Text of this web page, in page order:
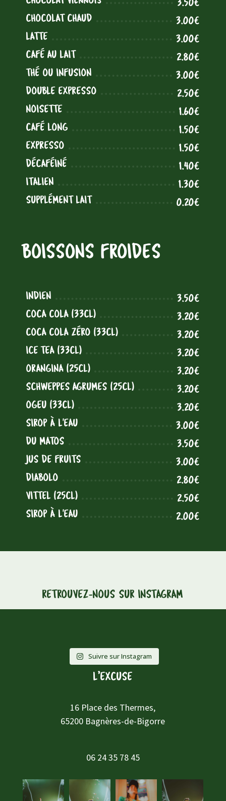
3.50€
CHOCOLAT CHAUD
3.00€
LATTE
3.00€
CAFÉ AU LAIT
2.80€
THÉ OU INFUSION
3.00€
DOUBLE EXPRESSO
2.50€
NOISETTE
1.60€
CAFÉ LONG
1.50€
EXPRESSO
1.50€
DÉCAFÉINÉ
1.40€
ITALIEN
1.30€
SUPPLÉMENT LAIT
0.20€
BOISSONS FROIDES
INDIEN
3.50€
COCA COLA (33CL)
3.20€
COCA COLA ZÉRO (33CL)
3.20€
ICE TEA (33CL)
3.20€
ORANGINA (25CL)
3.20€
SCHWEPPES AGRUMES (25CL)
3.20€
OGEU (33CL)
3.20€
SIROP À L'EAU
3.00€
DU MATOS
3.50€
JUS DE FRUITS
3.00€
DIABOLO
2.80€
VITTEL (25CL)
2.50€
SIROP À L'EAU
2.00€
RETROUVEZ-NOUS SUR INSTAGRAM
Suivre sur Instagram
L’EXCUSE
16 Place des Thermes,
65200 Bagnères-de-Bigorre
06 24 35 78 45